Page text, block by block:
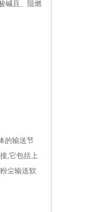
碱且、阻燃
的输送节
,它包括上
尘输送软